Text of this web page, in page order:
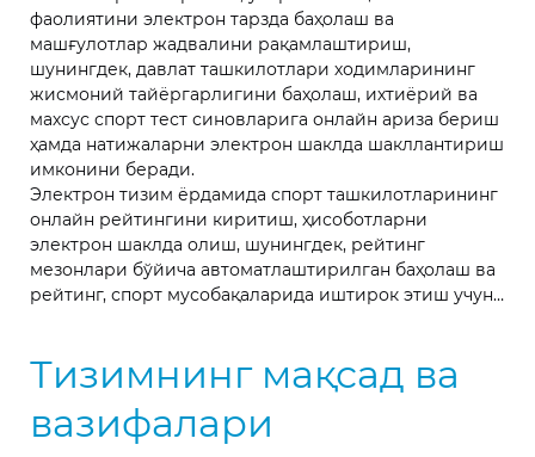
фаолиятини электрон тарзда баҳолаш ва
машғулотлар жадвалини рақамлаштириш,
шунингдек, давлат ташкилотлари ходимларининг
жисмоний тайёргарлигини баҳолаш, ихтиёрий ва
махсус спорт тест синовларига онлайн ариза бериш
ҳамда натижаларни электрон шаклда шакллантириш
имконини беради.
Электрон тизим ёрдамида спорт ташкилотларининг
онлайн рейтингини киритиш, ҳисоботларни
электрон шаклда олиш, шунингдек, рейтинг
мезонлари бўйича автоматлаштирилган баҳолаш ва
рейтинг, спорт мусобақаларида иштирок этиш учун
бўлиш мумкин. Ёш тоифасидаги спорт турлари
бўйича, ёшлар ўртасида спортни кенг тарғиб қилиш,
улар орасидан иқтидорли ёшларни саралаш
имкониятларини кенгайтириш мумкин.
Тизимнинг мақсад ва
вазифалари